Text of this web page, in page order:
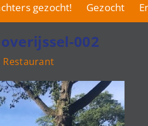
gezocht! Gezocht
002